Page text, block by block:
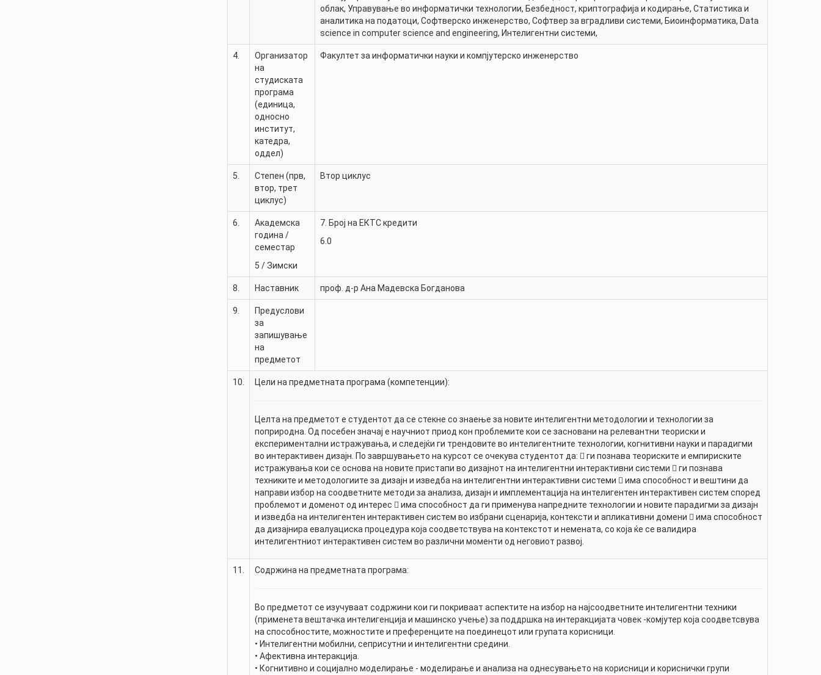
ЛАБОРАТОРИИ
ИЗВЕШТАИ ЗА
ФАКУЛТЕТОТ
РАСПОРЕД НА
ЧАСОВИ
АКАДЕМСКИ
КАЛЕНДАР
облак, Управување во информатички технологии, Безбедност, криптографија и кодирање, Статистика и
аналитика на податоци, Софтверско инженерство, Софтвер за вградливи системи, Биоинформатика, Data
science in computer science and engineering, Интелигентни системи,
4.
Организатор
на
студиската
програма
(единица,
односно
институт,
катедра,
оддел)
Факултет за информатички науки и компјутерско инженерство
5.
Степен (прв,
втор, трет
циклус)
Втор циклус
6.
Академска
година /
семестар
5 /Зимски
7. Број на ЕКТС кредити
6.0
8. Наставник проф. д-р Ана Мадевска Богданова
9.
Предуслови
за
запишување
на
предметот
10. Цели на предметната програма (компетенции):
Целта на предметот е студентот да се стекне со знаење за новите интелигентни методологии и технологии за
поприродна. Од посебен значај е научниот приод кон проблемите кои се засновани на релевантни теориски и
експериментални истражувања, и следејќи ги трендовите во интелигентните технологии, когнитивни науки и парадигми
во интерактивен дизајн. По завршувањето на курсот се очекува студентот да:  ги познава теориските и емпириските
истражувања кои се основа на новите пристапи во дизајнот на интелигентни интерактивни системи  ги познава
техниките и методологиите за дизајн и изведба на интелигентни интерактивни системи  има способност и вештини да
направи избор на соодветните методи за анализа, дизајн и имплементација на интелигентен интерактивен систем според
проблемот и доменот од интерес  има способност да ги применува напредните технологии и новите парадигми за дизајн
и изведба на интелигентен интерактивен систем во избрани сценарија, контексти и апликативни домени  има способност
да дизајнира евалуациска процедура која соодветствува на контекстот и немената, со која ќе се валидира
интелигентниот интерактивен систем во различни моменти од неговиот развој.
11. Содржина на предметната програма:
Во предметот се изучуваат содржини кои ги покриваат аспектите на избор на најсоодветните интелигентни техники
(применета вештачка интелигенција и машинско учење) за поддршка на интеракцијата човек -комјутер која соодветсвува
на способностите, можностите и преференците на поединецот или групата корисници.
• Интелигентни мобилни, сеприсутни и интелигентни средини.
• Афективна интеракција.
• Когнитивно и социјално моделирање - моделирање и анализа на однесувањето на корисници и кориснички групи